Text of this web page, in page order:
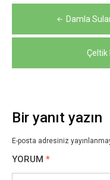
gezinmesi
Damla
Çeltik
Bir yanıt yazın
E-posta adresiniz
YORUM *